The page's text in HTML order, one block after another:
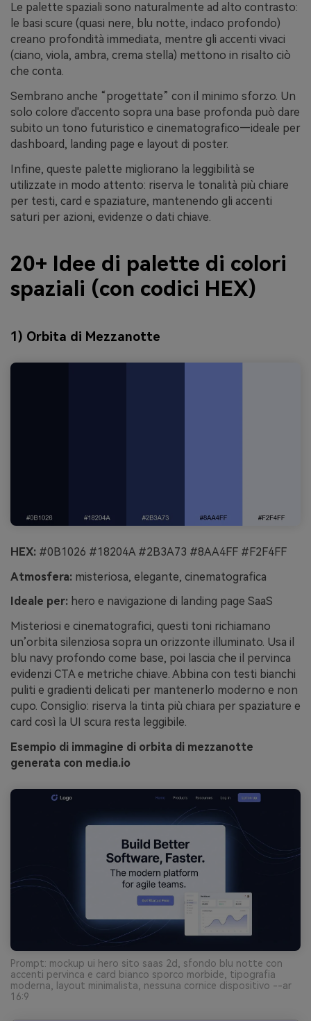
Le palette spaziali sono naturalmente ad alto contrasto:
le basi scure (quasi nere, blu notte, indaco profondo)
creano profondità immediata, mentre gli accenti vivaci
(ciano, viola, ambra, crema stella) mettono in risalto ciò
che conta.
Sembrano anche “progettate” con il minimo sforzo. Un
solo colore d'accento sopra una base profonda può dare
subito un tono futuristico e cinematografico—ideale per
dashboard, landing page e layout di poster.
Infine, queste palette migliorano la leggibilità se
utilizzate in modo attento: riserva le tonalità più chiare
per testi, card e spaziature, mantenendo gli accenti
saturi per azioni, evidenze o dati chiave.
20+ Idee di palette di colori
spaziali (con codici HEX)
1) Orbita di Mezzanotte
HEX: #0B1026 #18204A #2B3A73 #8AA4FF #F2F4FF
Atmosfera: misteriosa, elegante, cinematografica
Ideale per: hero e navigazione di landing page SaaS
Misteriosi e cinematografici, questi toni richiamano
un’orbita silenziosa sopra un orizzonte illuminato. Usa il
blu navy profondo come base, poi lascia che il pervinca
evidenzi CTA e metriche chiave. Abbina con testi bianchi
puliti e gradienti delicati per mantenerlo moderno e non
cupo. Consiglio: riserva la tinta più chiara per spaziature e
card così la UI scura resta leggibile.
Esempio di immagine di orbita di mezzanotte
generata con media.io
Prompt: mockup ui hero sito saas 2d, sfondo blu notte con
accenti pervinca e card bianco sporco morbide, tipografia
moderna, layout minimalista, nessuna cornice dispositivo --ar
16:9